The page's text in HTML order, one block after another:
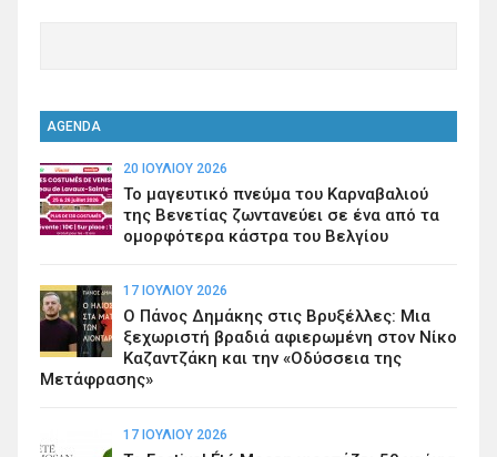
AGENDA
20 ΙΟΥΛΊΟΥ 2026
Το μαγευτικό πνεύμα του Καρναβαλιού
της Βενετίας ζωντανεύει σε ένα από τα
ομορφότερα κάστρα του Βελγίου
17 ΙΟΥΛΊΟΥ 2026
Ο Πάνος Δημάκης στις Βρυξέλλες: Μια
ξεχωριστή βραδιά αφιερωμένη στον Νίκο
Καζαντζάκη και την «Οδύσσεια της
Μετάφρασης»
17 ΙΟΥΛΊΟΥ 2026